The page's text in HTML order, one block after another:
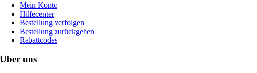
Mein Konto
Hilfecenter
Bestellung verfolgen
Bestellung zurückgeben
Rabattcodes
Über uns